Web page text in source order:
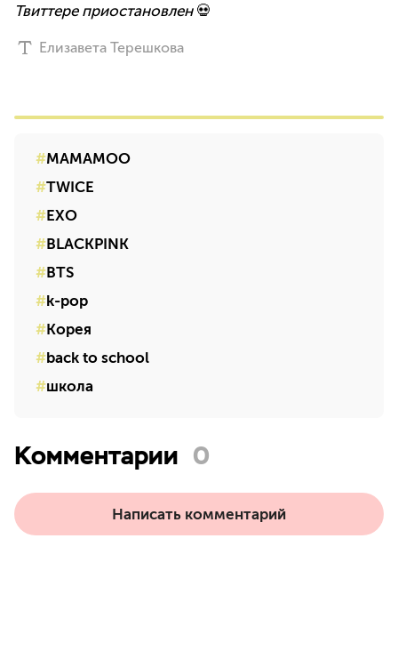
Твиттере приостановлен💀
Елизавета Терешкова
MAMAMOO
TWICE
EXO
BLACKPINK
BTS
k-pop
Корея
back to school
школа
Комментарии 0
Написать комментарий